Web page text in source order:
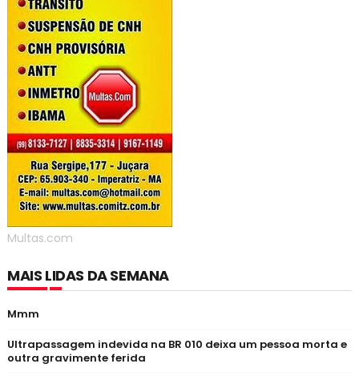
Multas.com
MAIS LIDAS DA SEMANA
Mmm
Ultrapassagem indevida na BR 010 deixa um pessoa morta e
outra gravimente ferida